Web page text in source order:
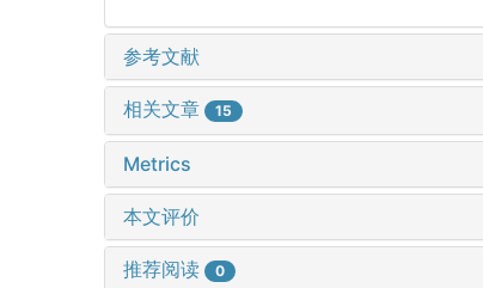
参考文献
相关文章 15
Metrics
本文评价
推荐阅读 0